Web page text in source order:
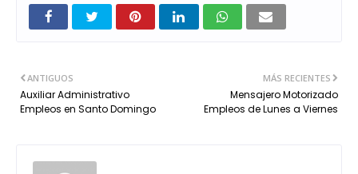
MÁS RECIENTES
Mensajero Motorizado
Empleos de Lunes a Viernes
ANTIGUOS
Auxiliar Administrativo
Empleos en Santo Domingo